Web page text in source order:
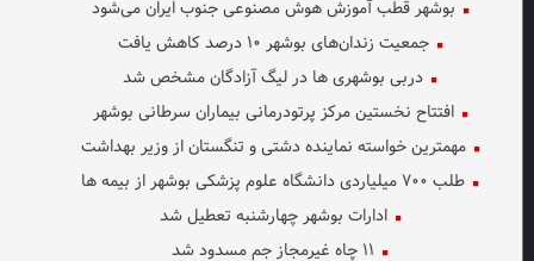
بوشهر قطب آموزش هوش مصنوعی جنوب ایران می‌شود
جمعیت زندان‌های بوشهر ۱۰ درصد کاهش یافت
دربی بوشهری ها در لیگ آزادگان مشخص شد
افتتاح نخستین مرکز پرتودرمانی بیماران سرطانی بوشهر
مهمترین خواسته نماینده دشتی و تنگستان از وزیر بهداشت
طلب ۷۰۰ میلیاردی دانشگاه علوم پزشکی بوشهر از بیمه ها
ادارات بوشهر چهارشنبه تعطیل شد
۱۱ چاه غیرمجاز جم مسدود شد